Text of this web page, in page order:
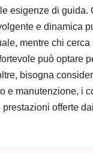
esigenze di guida.
e dinamica
mentre chi
può optare
bisogna
e manutenzione, i
prestazioni offerte